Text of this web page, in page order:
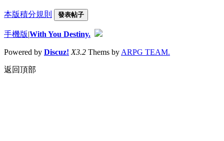
本版積分規則 發表帖子
手機版|With You Destiny.
Powered by Discuz! X3.2 Thems by ARPG TEAM.
返回頂部